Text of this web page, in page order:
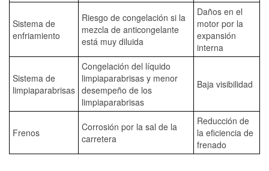
Sistema de
enfriamiento
Riesgo de congelación si la
mezcla de anticongelante
está muy diluida
Daños en el
motor por la
expansión
interna
Sistema de
limpiaparabrisas
Congelación del líquido
limpiaparabrisas y menor
desempeño de los
limpiaparabrisas
Baja visibilidad
Frenos
Corrosión por la sal de la
carretera
Reducción de
la eficiencia de
frenado